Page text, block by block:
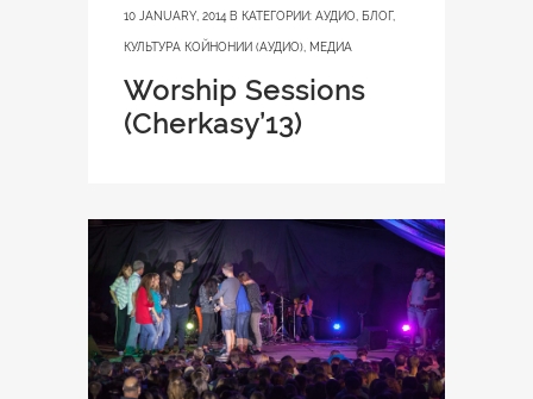
10 JANUARY, 2014 В КАТЕГОРИИ: АУДИО БЛОГ,
КУЛЬТУРА КОЙНОНИИ (АУДИО) МЕДИА
Worship Sessions
(Cherkasy’13)